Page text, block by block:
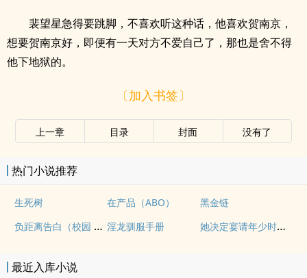
裴望星急得要跳脚，不喜欢听这种话，他喜欢贺南京，
想要贺南京好，即便有一天对方不爱自己了，那也是舍不得
他下地狱的。
〔加入书签〕
上一章 目录 封面 没有了
热门小说推荐
生死树 在产品（ABO） 黑金链
负距离告白（校园 h） 淫龙驯服手册 她决定宴请年少时的自己（1v1H）
最近入库小说